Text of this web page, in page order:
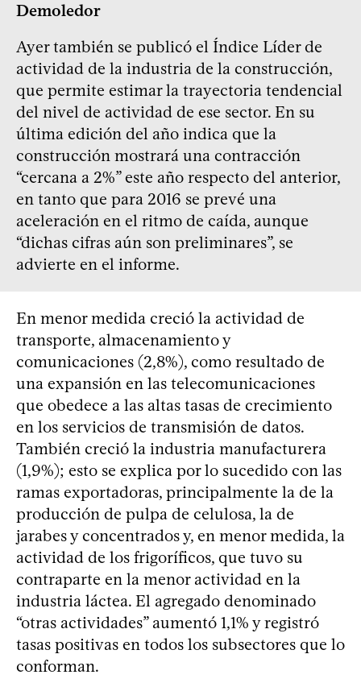
Demoledor
Ayer también se publicó el Índice Líder de
actividad de la industria de la construcción,
que permite estimar la trayectoria tendencial
del nivel de actividad de ese sector. En su
última edición del año indica que la
construcción mostrará una contracción
“cercana a 2%” este año respecto del anterior,
en tanto que para 2016 se prevé una
aceleración en el ritmo de caída, aunque
“dichas cifras aún son preliminares”, se
advierte en el informe.
En menor medida creció la actividad de
transporte, almacenamiento y
comunicaciones (2,8%), como resultado de
una expansión en las telecomunicaciones
que obedece a las altas tasas de crecimiento
en los servicios de transmisión de datos.
También creció la industria manufacturera
(1,9%); esto se explica por lo sucedido con las
ramas exportadoras, principalmente la de la
producción de pulpa de celulosa, la de
jarabes y concentrados y, en menor medida, la
actividad de los frigoríficos, que tuvo su
contraparte en la menor actividad en la
industria láctea. El agregado denominado
“otras actividades” aumentó 1,1% y registró
tasas positivas en todos los subsectores que lo
conforman.